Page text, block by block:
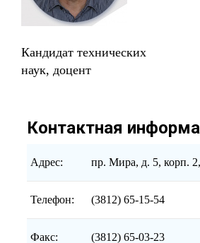
Кандидат технических
наук, доцент
Контактная
Адрес: пр. Мира, д. 5, корп.
Телефон: (3812) 65-15-54
Факс: (3812) 65-03-23